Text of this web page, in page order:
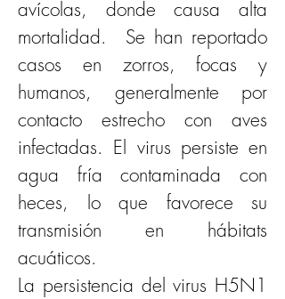
avícolas, donde causa alta
mortalidad.  Se han reportado
casos en zorros, focas y
humanos, generalmente por
contacto estrecho con aves
infectadas. El virus persiste en
agua fría contaminada con
heces, lo que favorece su
transmisión en hábitats
acuáticos.
La persistencia del virus H5N1